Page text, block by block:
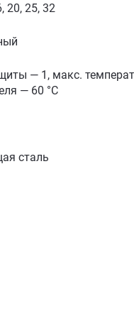
20, 25, 32
— 1, макс.
— 60 °C
сталь